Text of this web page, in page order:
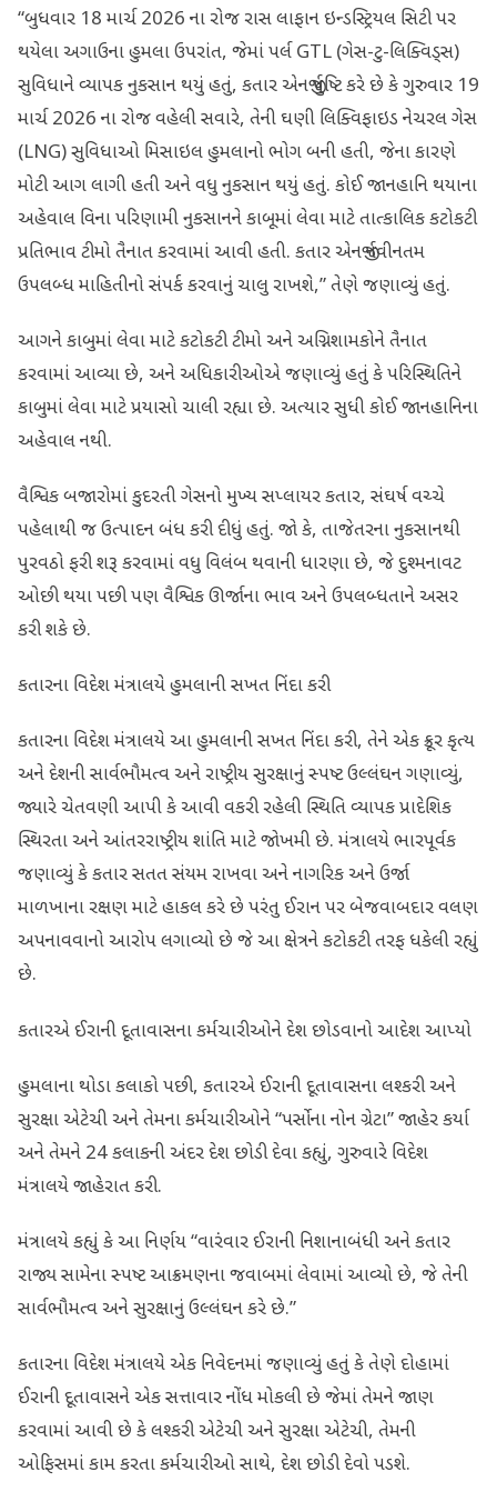
“બુધવાર 18 માર્ચ 2026 ના રોજ રાસ લાફાન ઇન્ડસ્ટ્રિયલ સિટી પર
થયેલા અગાઉના હુમલા ઉપરાંત, જેમાં પર્લ GTL (ગેસ-ટુ-લિક્વિડ્સ)
સુવિધાને વ્યાપક નુકસાન થયું હતું, કતાર એનર્જી પુષ્ટિ કરે છે કે ગુરુવાર 19
માર્ચ 2026 ના રોજ વહેલી સવારે, તેની ઘણી લિક્વિફાઇડ નેચરલ ગેસ
(LNG) સુવિધાઓ મિસાઇલ હુમલાનો ભોગ બની હતી, જેના કારણે
મોટી આગ લાગી હતી અને વધુ નુકસાન થયું હતું. કોઈ જાનહાનિ થયાના
અહેવાલ વિના પરિણામી નુકસાનને કાબૂમાં લેવા માટે તાત્કાલિક કટોકટી
પ્રતિભાવ ટીમો તૈનાત કરવામાં આવી હતી. કતાર એનર્જી નવીનતમ
ઉપલબ્ધ માહિતીનો સંપર્ક કરવાનું ચાલુ રાખશે,” તેણે જણાવ્યું હતું.
આગને કાબુમાં લેવા માટે કટોકટી ટીમો અને અગ્નિશામકોને તૈનાત
કરવામાં આવ્યા છે, અને અધિકારીઓએ જણાવ્યું હતું કે પરિસ્થિતિને
કાબુમાં લેવા માટે પ્રયાસો ચાલી રહ્યા છે. અત્યાર સુધી કોઈ જાનહાનિના
અહેવાલ નથી.
વૈશ્વિક બજારોમાં કુદરતી ગેસનો મુખ્ય સપ્લાયર કતાર, સંઘર્ષ વચ્ચે
પહેલાથી જ ઉત્પાદન બંધ કરી દીધું હતું. જો કે, તાજેતરના નુકસાનથી
પુરવઠો ફરી શરૂ કરવામાં વધુ વિલંબ થવાની ધારણા છે, જે દુશ્મનાવટ
ઓછી થયા પછી પણ વૈશ્વિક ઊર્જાના ભાવ અને ઉપલબ્ધતાને અસર
કરી શકે છે.
કતારના વિદેશ મંત્રાલયે હુમલાની સખત નિંદા કરી
કતારના વિદેશ મંત્રાલયે આ હુમલાની સખત નિંદા કરી, તેને એક ક્રૂર કૃત્ય
અને દેશની સાર્વભૌમત્વ અને રાષ્ટ્રીય સુરક્ષાનું સ્પષ્ટ ઉલ્લંઘન ગણાવ્યું,
જ્યારે ચેતવણી આપી કે આવી વકરી રહેલી સ્થિતિ વ્યાપક પ્રાદેશિક
સ્થિરતા અને આંતરરાષ્ટ્રીય શાંતિ માટે જોખમી છે. મંત્રાલયે ભારપૂર્વક
જણાવ્યું કે કતાર સતત સંયમ રાખવા અને નાગરિક અને ઉર્જા
માળખાના રક્ષણ માટે હાકલ કરે છે પરંતુ ઈરાન પર બેજવાબદાર વલણ
અપનાવવાનો આરોપ લગાવ્યો છે જે આ ક્ષેત્રને કટોકટી તરફ ધકેલી રહ્યું
છે.
કતારએ ઈરાની દૂતાવાસના કર્મચારીઓને દેશ છોડવાનો આદેશ આપ્યો
હુમલાના થોડા કલાકો પછી, કતારએ ઈરાની દૂતાવાસના લશ્કરી અને
સુરક્ષા એટેચી અને તેમના કર્મચારીઓને “પર્સોના નોન ગ્રેટા” જાહેર કર્યા
અને તેમને 24 કલાકની અંદર દેશ છોડી દેવા કહ્યું, ગુરુવારે વિદેશ
મંત્રાલયે જાહેરાત કરી.
મંત્રાલયે કહ્યું કે આ નિર્ણય “વારંવાર ઈરાની નિશાનાબંધી અને કતાર
રાજ્ય સામેના સ્પષ્ટ આક્રમણના જવાબમાં લેવામાં આવ્યો છે, જે તેની
સાર્વભૌમત્વ અને સુરક્ષાનું ઉલ્લંઘન કરે છે.”
કતારના વિદેશ મંત્રાલયે એક નિવેદનમાં જણાવ્યું હતું કે તેણે દોહામાં
ઈરાની દૂતાવાસને એક સત્તાવાર નોંધ મોકલી છે જેમાં તેમને જાણ
કરવામાં આવી છે કે લશ્કરી એટેચી અને સુરક્ષા એટેચી, તેમની
ઓફિસમાં કામ કરતા કર્મચારીઓ સાથે, દેશ છોડી દેવો પડશે.